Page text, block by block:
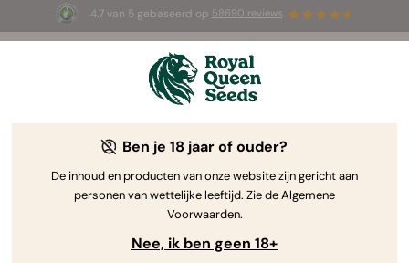
4.7 van 5 gebaseerd op 58690 reviews
☀️ Summer Sales: tot wel 50% korting
op geselecteerde producten! ⏤
The RQS Blog
Cannabis Lifestyle Blogs
Ben je 18 jaar of ouder?
De inhoud en producten van onze website zijn gericht aan
personen van wettelijke leeftijd. Zie de Algemene
Voorwaarden.
Nee, ik ben geen 18+